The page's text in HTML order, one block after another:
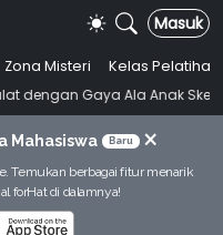
Masuk
Zona Misteri
Kelas Pelatihan
Ala Anak Skena •
Mahasiswa Baru ×
Temukan berbagai fitur menarik
forHat di dalamnya!